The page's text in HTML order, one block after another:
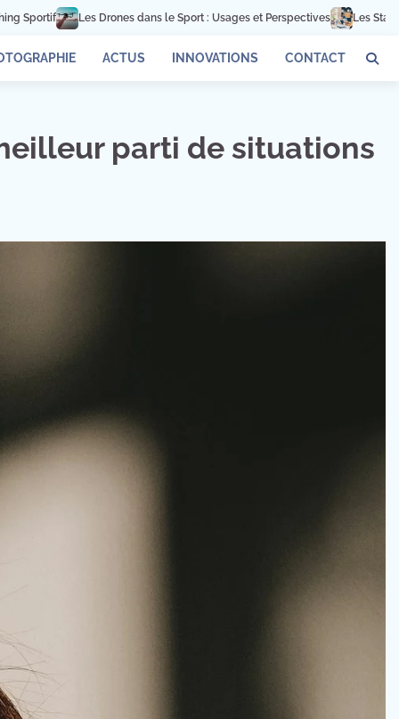
: Usages et Perspectives Les Startups qui Révolutionnent le Monde du
ACTUS INNOVATIONS CONTACT
parti de situations